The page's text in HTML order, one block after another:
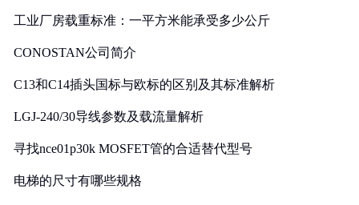
工业厂房载重标准：一平方米能承受多少公斤
CONOSTAN公司简介
C13和C14插头国标与欧标的区别及其标准解析
LGJ-240/30导线参数及载流量解析
寻找nce01p30k MOSFET管的合适替代型号
电梯的尺寸有哪些规格